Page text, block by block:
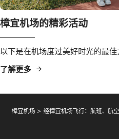
樟宜机场的精彩活动
以下是在机场度过美好时光的最佳
了解更多
樟宜机场 经樟宜机场飞行：航班、航